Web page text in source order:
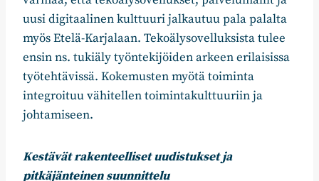
uusi digitaalinen kulttuuri jalkautuu pala palalta
myös Etelä-Karjalaan. Tekoälysovelluksista tulee
ensin ns. tukiäly työntekijöiden arkeen erilaisissa
työtehtävissä. Kokemusten myötä toiminta
integroituu vähitellen toimintakulttuuriin ja
johtamiseen.
Kestävät rakenteelliset uudistukset ja
pitkäjänteinen suunnittelu